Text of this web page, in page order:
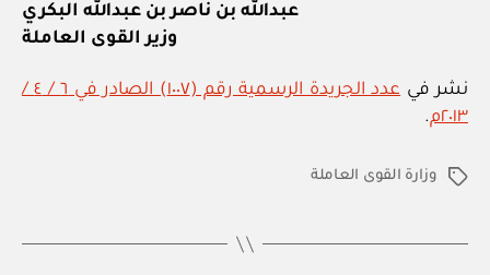
عبدالله بن ناصر بن عبدالله البكري
وزير القوى العاملة
نشر في
عدد الجريدة الرسمية رقم (١٠٠٧) الصادر في ٦ / ٤ /
٢٠١٣م
.
الوسوموزارة القوى العاملة